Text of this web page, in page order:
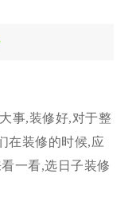
事,装修好,对于整
在装修的时候,应
一看,选日子装修